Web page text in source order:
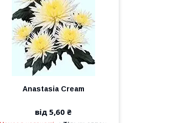
Anastasia Cream
від 5,60 ₴